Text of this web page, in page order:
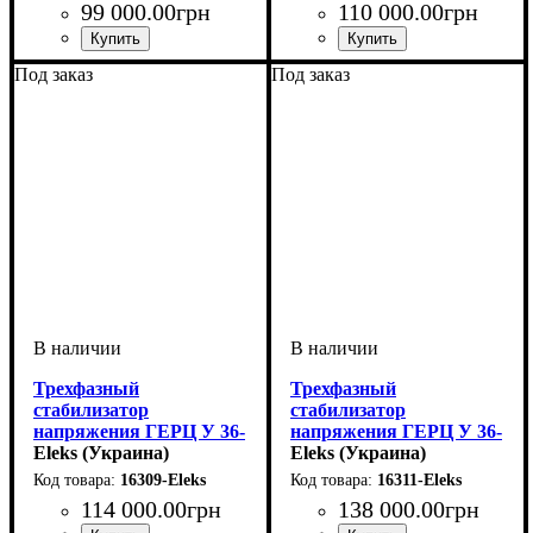
99 000.00грн
Количество фаз:
трехфазный
Мощность: 27кВт
Вес, кг: 75
Серия: Герц v3.0
110 000.00грн
Количество фаз:
трехфазный
Мощность: 41 кВт
Вес, кг: 86
Серия: Герц v3.0
Под заказ
Трехфазный
стабилизатор
напряжения ГЕРЦ У 36-
3/50 v3.0
Eleks (Украина)
16309-Eleks
114 000.00грн
Под заказ
Трехфазный
стабилизатор
напряжения ГЕРЦ У 36-
3/63 v3.0
Eleks (Украина)
16311-Eleks
138 000.00грн